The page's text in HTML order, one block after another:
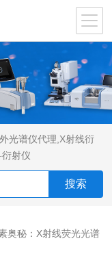
光谱仪代理 X射线衍
射仪
奥秘：X射线荧光光谱